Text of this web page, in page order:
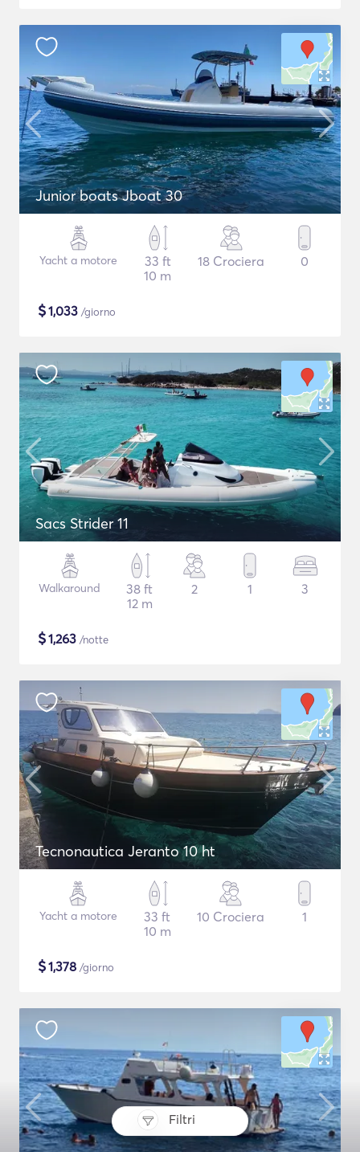
Filtri
Junior boats Jboat 30
Yacht a motore
33 ft
10 m
18 Crociera 0
$1,033 /giorno
Sacs Strider 11
Walkaround
38 ft
12 m
2 1 3
$1,263 /notte
Tecnonautica Jeranto 10 ht
Yacht a motore
33 ft
10 m
10 Crociera 1
$1,378 /giorno